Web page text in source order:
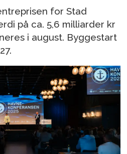
for Stad
på ca. 5,6 milliarder kr
i august. Byggestart